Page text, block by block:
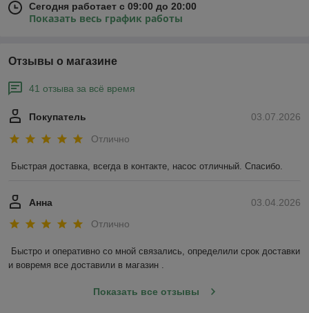
Сегодня работает с 09:00 до 20:00
Показать весь график работы
Отзывы о магазине
41 отзыва за всё время
03.07.2026
Покупатель
Отлично
Быстрая доставка, всегда в контакте, насос отличный. Спасибо.
03.04.2026
Анна
Отлично
Быстро и оперативно со мной связались, определили срок доставки
и вовремя все доставили в магазин .
Показать все отзывы